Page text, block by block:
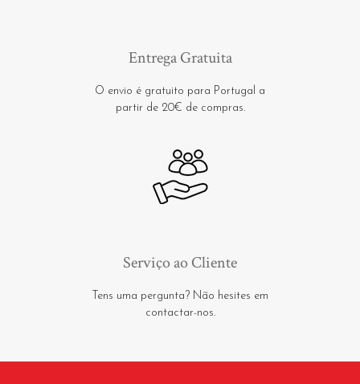
Entrega Gratuita
O envio é gratuito para Portugal a
partir de 20€ de compras.
Serviço ao Cliente
Tens uma pergunta? Não hesites em
contactar-nos.